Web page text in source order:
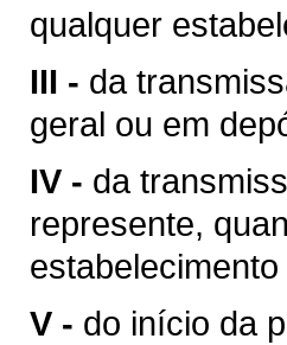
qualquer
III - da
geral ou em
IV - da
represente,
V - do início da